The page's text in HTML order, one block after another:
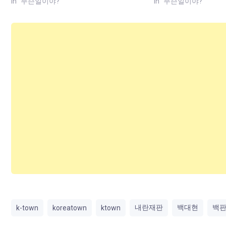
k-town koreatown ktown 내란재판 백대현 백